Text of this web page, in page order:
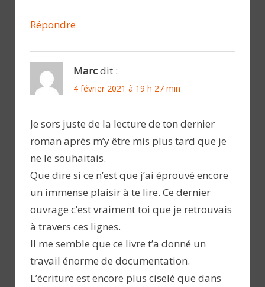
Répondre
Marcdit :
4 février 2021 à 19 h 27 min
Je sors juste de la lecture de ton dernier
roman après m’y être mis plus tard que je
ne le souhaitais.
Que dire si ce n’est que j’ai éprouvé encore
un immense plaisir à te lire. Ce dernier
ouvrage c’est vraiment toi que je retrouvais
à travers ces lignes.
Il me semble que ce livre t’a donné un
travail énorme de documentation.
L’écriture est encore plus ciselé que dans